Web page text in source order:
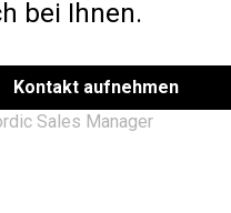
bei Ihnen.
Kontakt aufnehmen
Sales Manager